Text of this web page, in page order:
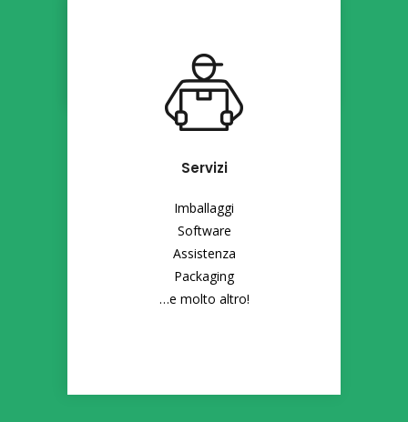
Servizi
Imballaggi
Software
Assistenza
Packaging
…e molto altro!